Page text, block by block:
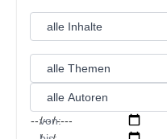
von: